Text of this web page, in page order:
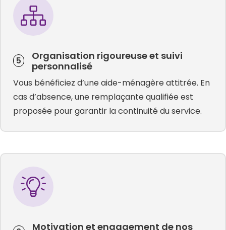
5
Organisation rigoureuse et suivi
personnalisé
Vous bénéficiez d’une aide-ménagère attitrée. En
cas d’absence, une remplaçante qualifiée est
proposée pour garantir la continuité du service.
Motivation et engagement de nos